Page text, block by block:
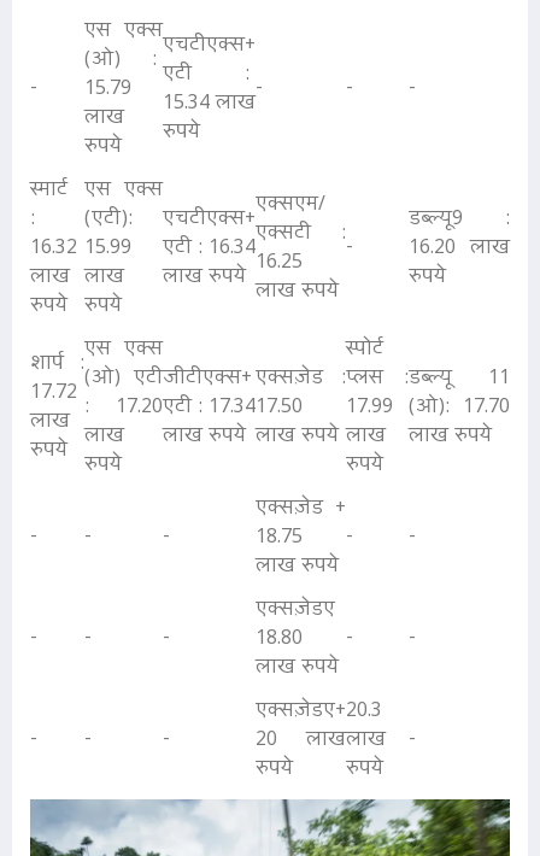
-
एस एक्स
(ओ) :
15.79
लाख
रुपये
एचटीएक्स+
एटी :
15.34 लाख
रुपये
- - -
स्मार्ट
:
16.32
लाख
रुपये
एस एक्स
(एटी):
15.99
लाख
रुपये
एचटीएक्स+
एटी : 16.34
लाख रुपये
एक्सएम/
एक्सटी :
16.25
लाख रुपये
-
डब्ल्यू9 :
16.20 लाख
रुपये
शार्प :
17.72
लाख
रुपये
एस एक्स
(ओ) एटी
: 17.20
लाख
रुपये
जीटीएक्स+
एटी : 17.34
लाख रुपये
एक्सज़ेड :
17.50
लाख रुपये
स्पोर्ट
प्लस :
17.99
लाख
रुपये
डब्ल्यू 11
(ओ): 17.70
लाख रुपये
- - -
एक्सज़ेड +
18.75
लाख रुपये
- -
- - -
एक्सज़ेडए
18.80
लाख रुपये
- -
- - -
एक्सज़ेडए+
20 लाख
रुपये
20.3
लाख
रुपये
-